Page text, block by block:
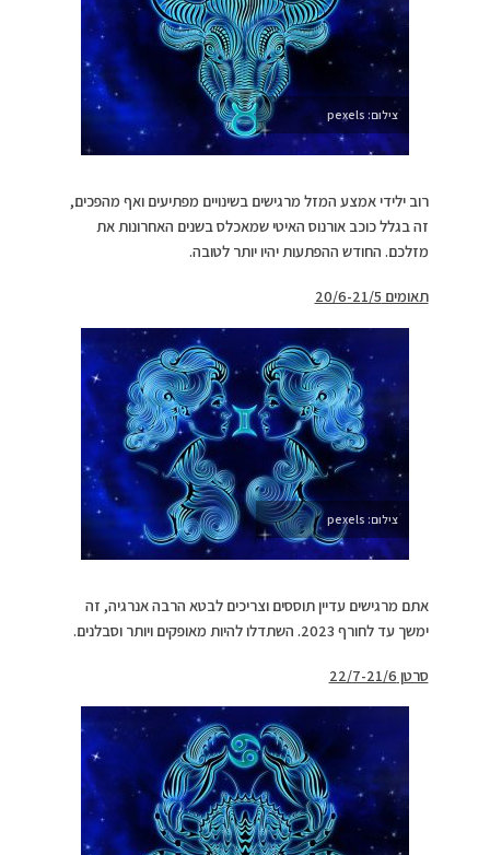
צילום: pexels
רוב ילידי אמצע המזל מרגישים בשינויים מפתיעים ואף מהפכים,
זה בגלל כוכב אורנוס האיטי שמאכלס בשנים האחרונות את
מזלכם. החודש ההפתעות יהיו יותר לטובה.
תאומים 20/6-21/5
צילום: pexels
אתם מרגישים עדיין תוססים וצריכים לבטא הרבה אנרגיה, זה
ימשך עד לחורף 2023. השתדלו להיות מאופקים ויותר וסבלנים.
סרטן 22/7-21/6